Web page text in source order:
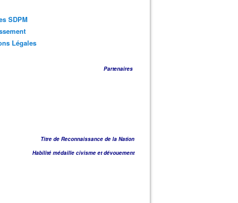
SDPM
Légales
Partenaires
Titre de Reconnaissance de la Nation
Habilité médaille civisme et dévouement